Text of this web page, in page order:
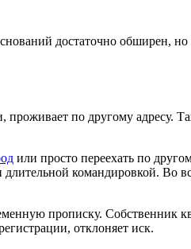
достаточно обширен,
по другому адресу.
или просто переехать по
командировкой. Во
прописку. Собственник
отклоняет иск.